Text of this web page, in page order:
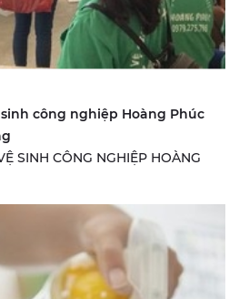
công nghiệp Hoàng Phúc
SINH CÔNG NGHIỆP HOÀNG